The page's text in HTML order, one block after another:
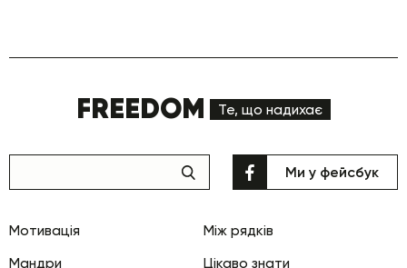
FREEDOM Те, що надихає
Мотивація
Між рядків
Мандри
Цікаво знати
Ми у фейсбук